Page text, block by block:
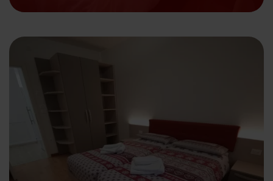
GHIACCIO